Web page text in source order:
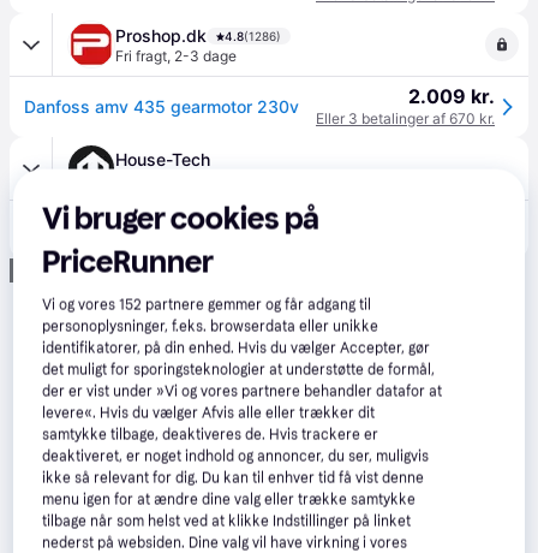
Proshop.dk 4.8(1286)
Fri fragt, 2-3 dage
Danfoss amv 435 gearmotor 230v 2.009 kr.
Eller 3 betalinger af 670 kr.
House-Tech
Annonce
Vi bruger cookies på
PriceRunner
Vi og vores152 partnere gemmer og får adgang til
personoplysninger, f.eks. browserdata eller unikke
identifikatorer, på din enhed. Hvis du vælger Accepter, gør
det muligt for sporingsteknologier at understøtte de formål,
der er vist under »Vi og vores partnere behandler datafor at
levere«. Hvis du vælger Afvis alle eller trækker dit
samtykke tilbage, deaktiveres de. Hvis trackere er
deaktiveret, er noget indhold og annoncer, du ser, muligvis
ikke så relevant for dig. Du kan til enhver tid få vist denne
menu igen for at ændre dine valg eller trække samtykke
tilbage når som helst ved at klikke Indstillinger på linket
nederst på websiden. Dine valg vil have virkning i vores